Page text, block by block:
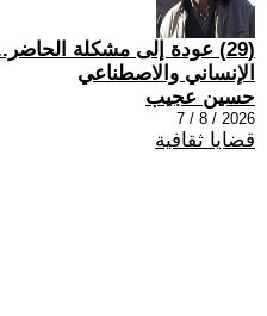
(29) عودة إلى مشكلة
الإنساني والاصطناعي
حسين عجيب
2026 / 8 / 7
قضايا ثقافية